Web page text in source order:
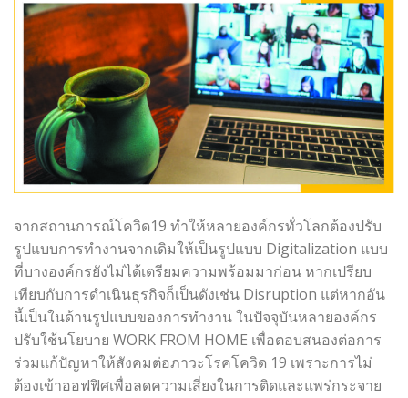
จากสถานการณ์โควิด19 ทำให้หลายองค์กรทั่วโลกต้องปรับ
รูปแบบการทำงานจากเดิมให้เป็นรูปแบบ Digitalization แบบ
ที่บางองค์กรยังไม่ได้เตรียมความพร้อมมาก่อน หากเปรียบ
เทียบกับการดำเนินธุรกิจก็เป็นดังเช่น Disruption แต่หากอัน
นี้เป็นในด้านรูปแบบของการทำงาน ในปัจจุบันหลายองค์กร
ปรับใช้นโยบาย WORK FROM HOME เพื่อตอบสนองต่อการ
ร่วมแก้ปัญหาให้สังคมต่อภาวะโรคโควิด 19 เพราะการไม่
ต้องเข้าออฟฟิศเพื่อลดความเสี่ยงในการติดและแพร่กระจาย